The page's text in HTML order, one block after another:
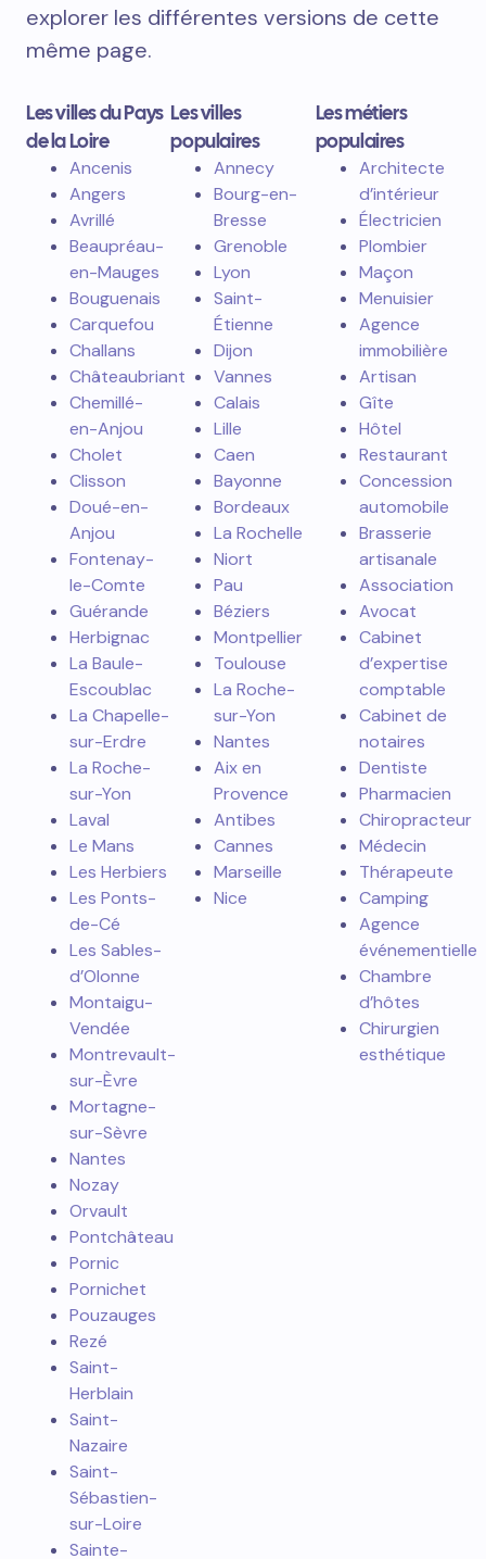
explorer les différentes versions de cette
même page.
Les villes du Pays
de la Loire
Ancenis
Angers
Avrillé
Beaupréau-
en-Mauges
Bouguenais
Carquefou
Challans
Châteaubriant
Chemillé-
en-Anjou
Cholet
Clisson
Doué-en-
Anjou
Fontenay-
le-Comte
Guérande
Herbignac
La Baule-
Escoublac
La Chapelle-
sur-Erdre
La Roche-
sur-Yon
Laval
Le Mans
Les Herbiers
Les Ponts-
de-Cé
Les Sables-
d’Olonne
Montaigu-
Vendée
Montrevault-
sur-Èvre
Mortagne-
sur-Sèvre
Nantes
Nozay
Orvault
Pontchâteau
Pornic
Pornichet
Pouzauges
Rezé
Saint-
Herblain
Saint-
Nazaire
Saint-
Sébastien-
sur-Loire
Sainte-
Les villes
populaires
Annecy
Bourg-en-
Bresse
Grenoble
Lyon
Saint-
Étienne
Dijon
Vannes
Calais
Lille
Caen
Bayonne
Bordeaux
La Rochelle
Niort
Pau
Béziers
Montpellier
Toulouse
La Roche-
sur-Yon
Nantes
Aix en
Provence
Antibes
Cannes
Marseille
Nice
Les métiers
populaires
Architecte
d’intérieur
Électricien
Plombier
Maçon
Menuisier
Agence
immobilière
Artisan
Gîte
Hôtel
Restaurant
Concession
automobile
Brasserie
artisanale
Association
Avocat
Cabinet
d’expertise
comptable
Cabinet de
notaires
Dentiste
Pharmacien
Chiropracteur
Médecin
Thérapeute
Camping
Agence
événementielle
Chambre
d’hôtes
Chirurgien
esthétique